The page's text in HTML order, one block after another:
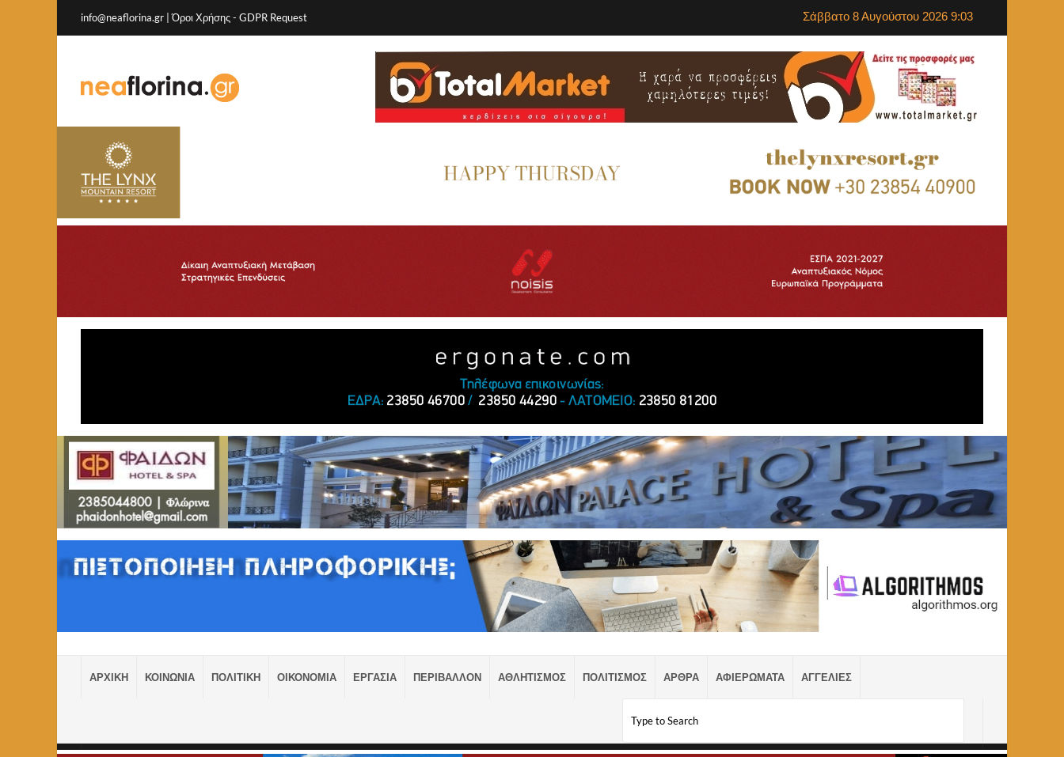
info@neaflorina.gr |Όροι Χρήσης- GDPR Request Σάββατο 8 Αυγούστου 2026 9:03
ΑΡΧΙΚΗ ΚΟΙΝΩΝΙΑ ΠΟΛΙΤΙΚΗ ΟΙΚΟΝΟΜΙΑ ΕΡΓΑΣΙΑ ΠΕΡΙΒΑΛΛΟΝ ΑΘΛΗΤΙΣΜΟΣ ΠΟΛΙΤΙΣΜΟΣ ΑΡΘΡΑ ΑΦΙΕΡΩΜΑΤΑ ΑΓΓΕΛΙΕΣ